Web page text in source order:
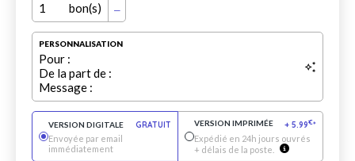
1 bon(s)
PERSONNALISATION
Pour :
De la part de :
Message :
VERSION DIGITALE
GRATUIT
Envoyée par email
immédiatement
VERSION IMPRIMÉE + 5.99€*
Expédié en 24h jours ouvrés
+ délais de la poste.